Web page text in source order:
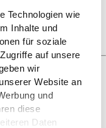
Technologien wie
Inhalte und
für soziale
auf unsere
wir
Website an
und
diese
Daten